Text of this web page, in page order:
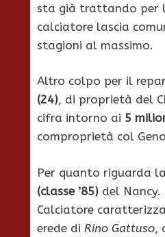
sta già trattando per
calciatore lascia
stagioni al massimo.
Altro colpo per il
(24), di proprietà del
cifra intorno ai 5
comproprietà col
Per quanto riguarda
(classe ’85) del Nancy.
Calciatore
erede di Rino Gattuso,